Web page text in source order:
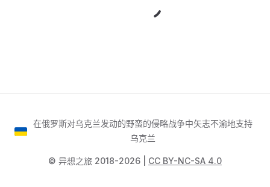
在俄罗斯对乌克兰发动的野蛮的侵略战争中矢志不渝地支持
乌克兰
©️ 异想之旅 2018-2026 | CC BY-NC-SA 4.0